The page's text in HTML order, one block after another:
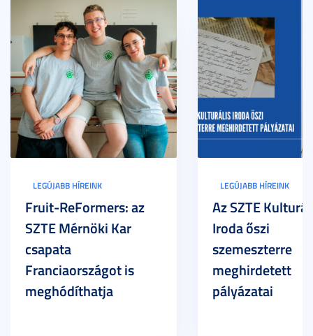
LEGÚJABB HÍREINK
Fruit-ReFormers: az
SZTE Mérnöki Kar
csapata
Franciaországot is
meghódíthatja
LEGÚJABB HÍREINK
Az SZTE
Iroda őszi
szemeszterre
meghirdetett
pályázatai